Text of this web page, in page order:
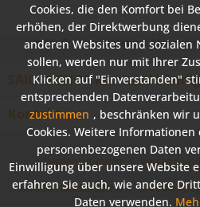
* Alle Preise inkl. gesetzl.
SAICOS SHOP kurz und bündig
Kontakt
Pflegeanleitungen
Versand
SAICOS Händlersuche
SAICOS
Cookies, die den Komfort bei
erhöhen, der Direktwerbung
anderen Websites und sozialen
sollen, werden nur mit Ihrer
Klicken auf "Einverstanden"
entsprechenden
zustimmen , beschränken wir
Cookies. Weitere
personenbezogenen Daten
Einwilligung über unsere Website
erfahren Sie auch, wie andere
Daten verwenden.